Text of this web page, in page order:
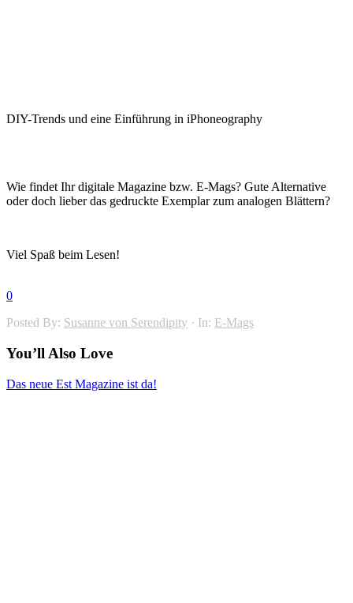
DIY-Trends und eine Einführung in iPhoneography
Wie findet Ihr digitale Magazine bzw. E-Mags? Gute Alternative
oder doch lieber das gedruckte Exemplar zum analogen Blättern?
Viel Spaß beim Lesen!
0
Posted By: Susanne von Serendipity · In: E-Mags
You’ll Also Love
Das neue Est Magazine ist da!